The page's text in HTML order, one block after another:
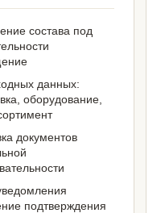
состава под
данных:
оборудование,
документов
подтверждения